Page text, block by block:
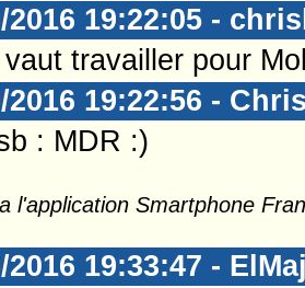
2016 19:22:05 -
travailler pour
2016 19:22:56 -
: MDR :)
l'application Smartphone
2016 19:33:47 -